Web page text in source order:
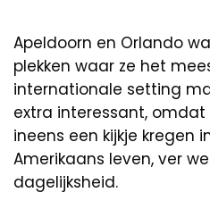
Apeldoorn en Orlando
plekken waar ze het
internationale setting
extra interessant, omdat
ineens een kijkje kregen
Amerikaans leven, ver
dagelijksheid.